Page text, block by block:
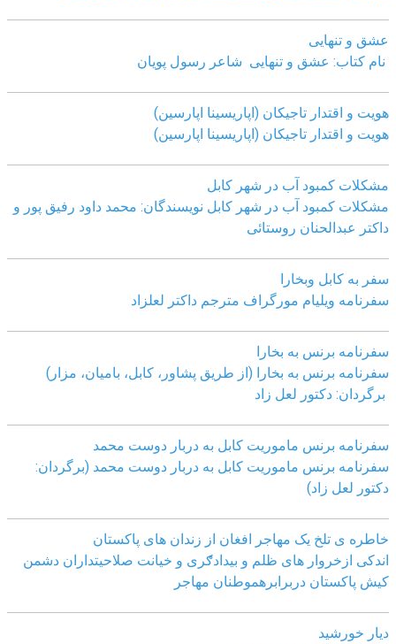
عشق و تنهایی
نام کتاب: عشق و تنهایی شاعر رسول پویان
هویت و اقتدار تاجیکان (اپاریسینا اپارسین)
هویت و اقتدار تاجیکان (اپاریسینا اپارسین)
مشکلات کمبود آب در شهر کابل
مشکلات کمبود آب در شهر کابل نویسندگان: محمد داود رفیق پور و
داکتر عبدالحنان روستائی
سفر به کابل وبخارا
سفرنامه ویلیام مورگراف مترجم داکتر لعلزاد
سفرنامه برنس به بخارا
سفرنامه برنس به بخارا (از طریق پشاور، کابل، بامیان، مزار)
برگردان: دکتور لعل زاد
سفرنامه برنس ماموریت کابل به دربار دوست محمد
سفرنامه برنس ماموریت کابل به دربار دوست محمد (برگردان:
دکتور لعل زاد)
خاطره ی تلخ یک مھاجر افغان از زندان ھای پاکستان
اندکی ازخروار ھای ظلم و بیدادګری و خیانت صلاحیتداران دشمن
کیش پاکستان دربرابرھموطنان مھاجر
دیار خورشید